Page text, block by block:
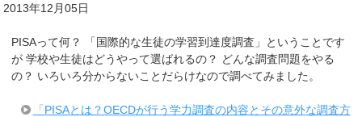
2013年12月05日
PISAって何？ 「国際的な生徒の学習到達度調査」ということです
が 学校や生徒はどうやって選ばれるの？ どんな調査問題をやる
の？ いろいろ分からないことだらけなので調べてみました。
「PISAとは？OECDが行う学力調査の内容とその意外な調査方